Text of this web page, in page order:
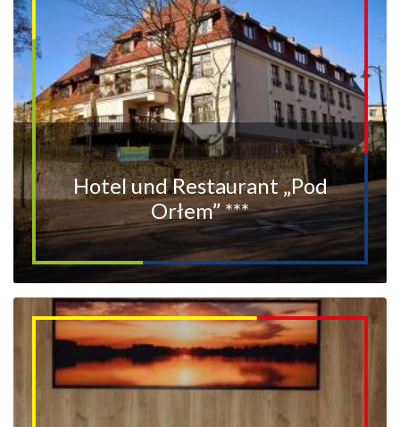
Hotel und Restaurant „Pod
Orłem” ***